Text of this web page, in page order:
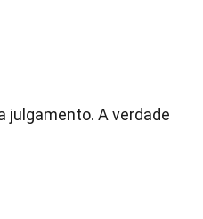
julgamento. A verdade